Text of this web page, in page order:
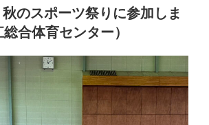
秋のスポーツ祭りに参加しま
合体育センター）